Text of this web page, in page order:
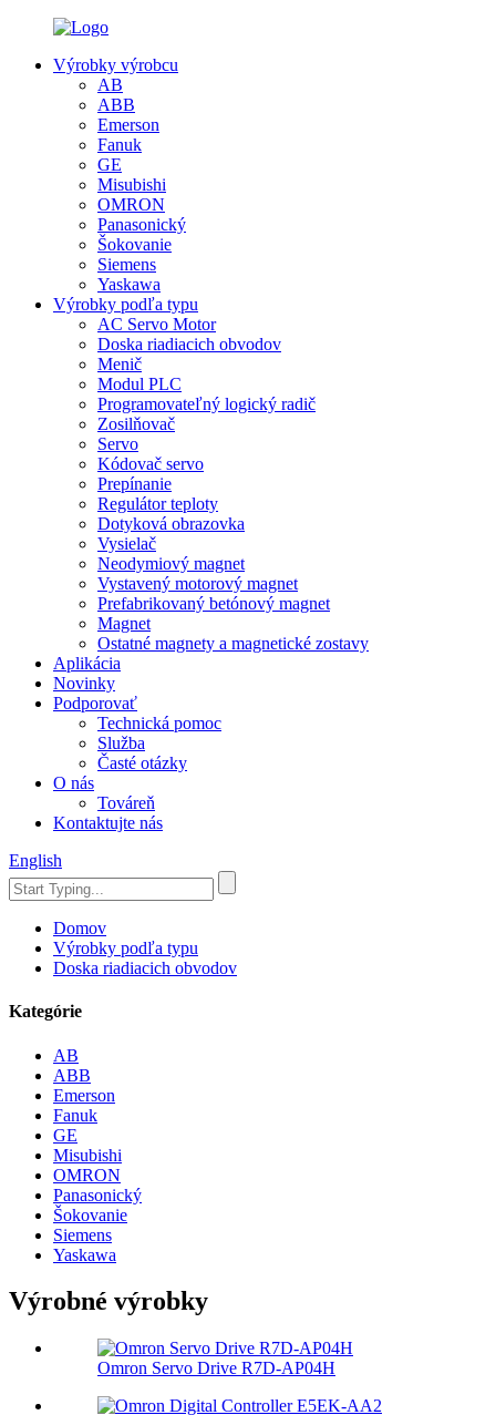
Výrobky výrobcu
AB
ABB
Emerson
Fanuk
GE
Misubishi
OMRON
Panasonický
Šokovanie
Siemens
Yaskawa
Výrobky podľa typu
AC Servo Motor
Doska riadiacich obvodov
Menič
Modul PLC
Programovateľný logický radič
Zosilňovač
Servo
Kódovač servo
Prepínanie
Regulátor teploty
Dotyková obrazovka
Vysielač
Neodymiový magnet
Vystavený motorový magnet
Prefabrikovaný betónový magnet
Magnet
Ostatné magnety a magnetické zostavy
Aplikácia
Novinky
Podporovať
Technická pomoc
Služba
Časté otázky
O nás
Továreň
Kontaktujte nás
English
Domov
Výrobky podľa typu
Doska riadiacich obvodov
Kategórie
AB
ABB
Emerson
Fanuk
GE
Misubishi
OMRON
Panasonický
Šokovanie
Siemens
Yaskawa
Výrobné výrobky
Omron Servo Drive R7D-AP04H